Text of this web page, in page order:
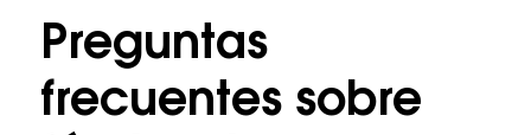
Preguntas
frecuentes sobre